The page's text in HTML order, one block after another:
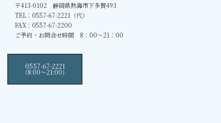
〒413-0102 静岡県熱海市下多賀493
TEL：0557-67-2221（代）
FAX：0557-67-2200
ご予約・お問合せ時間 8：00～21：00
0557-67-2221
（8:00〜21:00）